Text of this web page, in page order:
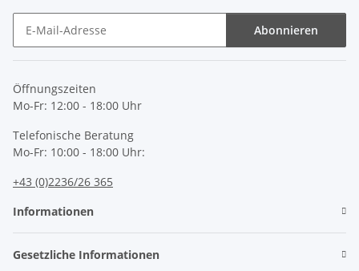
Abonnieren
Öffnungszeiten
Mo-Fr: 12:00 - 18:00 Uhr
Telefonische Beratung
Mo-Fr: 10:00 - 18:00 Uhr:
+43 (0)2236/26 365
Informationen
Gesetzliche Informationen